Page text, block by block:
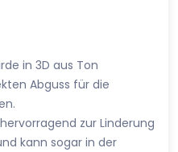
in 3D aus Ton
Abguss für die
zur Linderung
kann sogar in der